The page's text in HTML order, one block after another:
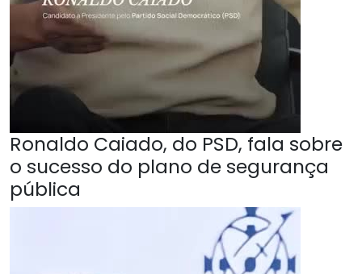
Ronaldo Caiado, do PSD, fala sobre
o sucesso do plano de segurança
pública